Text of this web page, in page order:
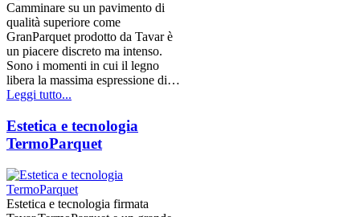
Camminare su un pavimento di
qualità superiore come
GranParquet prodotto da Tavar è
un piacere discreto ma intenso.
Sono i momenti in cui il legno
libera la massima espressione di…
Leggi tutto...
Estetica e tecnologia
TermoParquet
Estetica e tecnologia firmata